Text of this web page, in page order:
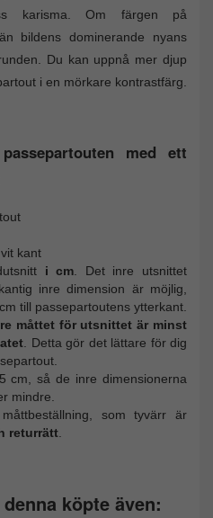
karisma. Om färgen på
bildens dominerande nyans
Du kan uppnå mer djup
i en mörkare kontrastfärg.
med ett
kant
i cm . Det inre utsnittet
inre dimension är möjlig,
till passepartoutens ytterkant.
måttet för utsnittet är minst
. Detta gör det lättare för dig
cm, så de inre dimensionerna
mindre.
som tyvärr är
returrätt
köpte även: